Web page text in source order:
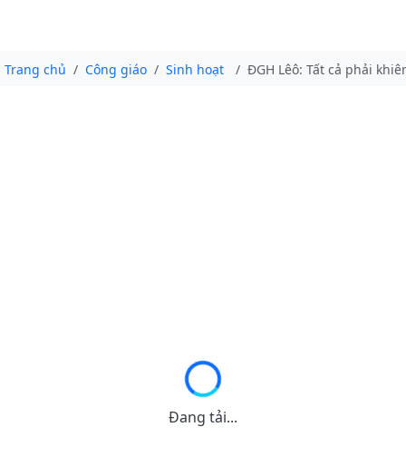
Trang chủ Công giáo Sinh hoạt ĐGH Lêô: Tất cả phải
Đang tải...